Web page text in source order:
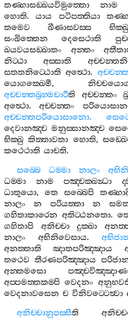
තණ‍්හාසඞ‍්ඛයවිමුත‍්තො
නාම
හොති.යාය පටිපත‍්තියා
තමෙව
ඛීණාසවස‍්ස
සංඛිත‍්තෙන
දෙසෙථාති
ඛයවයසඞ‍්ඛාතං
අන‍්තං
නිට‍්ඨා
අස‍්සාති
සතතනිට‍්ඨොති අත්‍ථො.
යොගක‍්ඛෙමී,
අච‍්චන‍්තබ්‍රහ‍්මචාරීති අච‍්චන‍්තං
අත්‍ථො.අච‍්චන‍්තං
අච‍්චන‍්තපරියොසානො.
දෙවානඤ‍්ච මනුස‍්සානඤ‍්ච
භික‍්ඛු කිත‍්තාවතා හොති,
කථෙථාති යාචති.
සබ‍්බෙ
ධම‍්මා නාලං
ධම‍්මා
නාම පඤ‍්චක‍්ඛන්‍ධා
ධාතුයො, තෙ සබ‍්බෙපි
නාලං
න පරියත‍්තා න
ගහිතාකාරෙන අතිට‍්ඨනතො.
ගහිතාපි
අනිච‍්චා දුක‍්ඛා
නාලං
අභිනිවෙසාය.
අනත‍්තාති
ඤාතපරිඤ‍්ඤාය
තථෙව තීරණපරිඤ‍්ඤාය
අන‍්තමසො
අප‍්පමත‍්තකම‍්පි වෙදනං
වෙදනාවසෙන ච විනිවට‍්ටෙත්‍වා
අනිච‍්චානුපස‍්සීති